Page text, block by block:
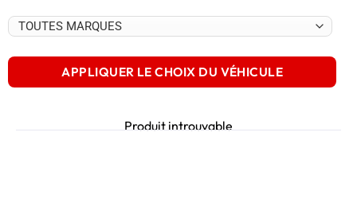
APPLIQUER LE CHOIX DU VÉHICULE
Produit introuvable